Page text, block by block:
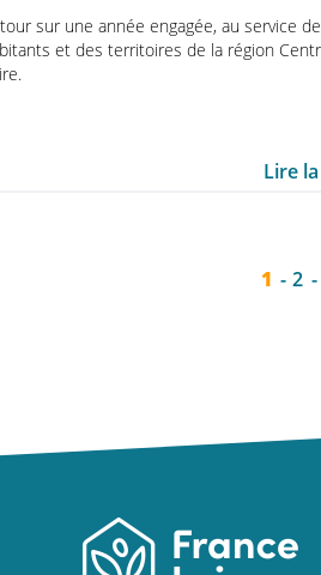
sur une année engagée, au service
et des territoires de la région
Lire
1 2